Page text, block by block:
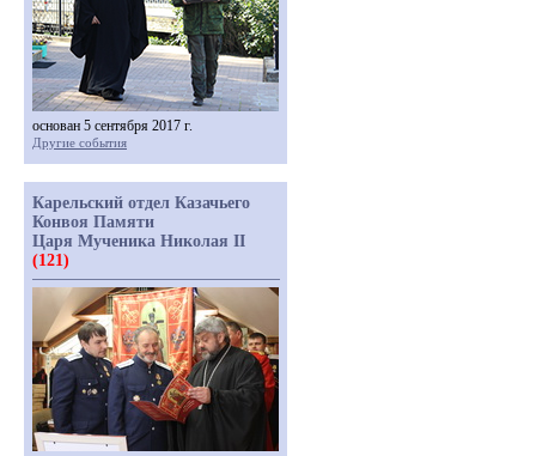
основан 5 сентября 2017 г.
Другие события
Карельский отдел Казачьего
Конвоя Памяти
Царя Мученика Николая II
(121)